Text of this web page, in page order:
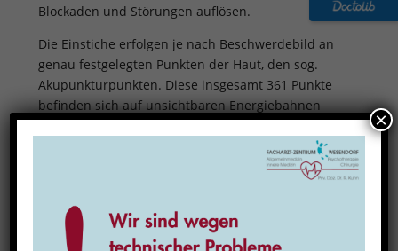
Blockaden und Störungen auflösen.
Die Einstiche erfolgen je nach Beschwerdebild an
genau festgelegten Punkten der Haut, den sog.
Akupunkturpunkten. Diese insgesamt 361 Punkte
befinden sich auf unsichtbaren Energiebahnen
(Meridianen), die über den ganzen Körper
verlaufen. Sie stehen mit einzelnen Organen oder
Organbereichen in Beziehung. Daher kann der
Körperstelle liegen, die von der schmerzenden
Region weit entfernt ist.
×